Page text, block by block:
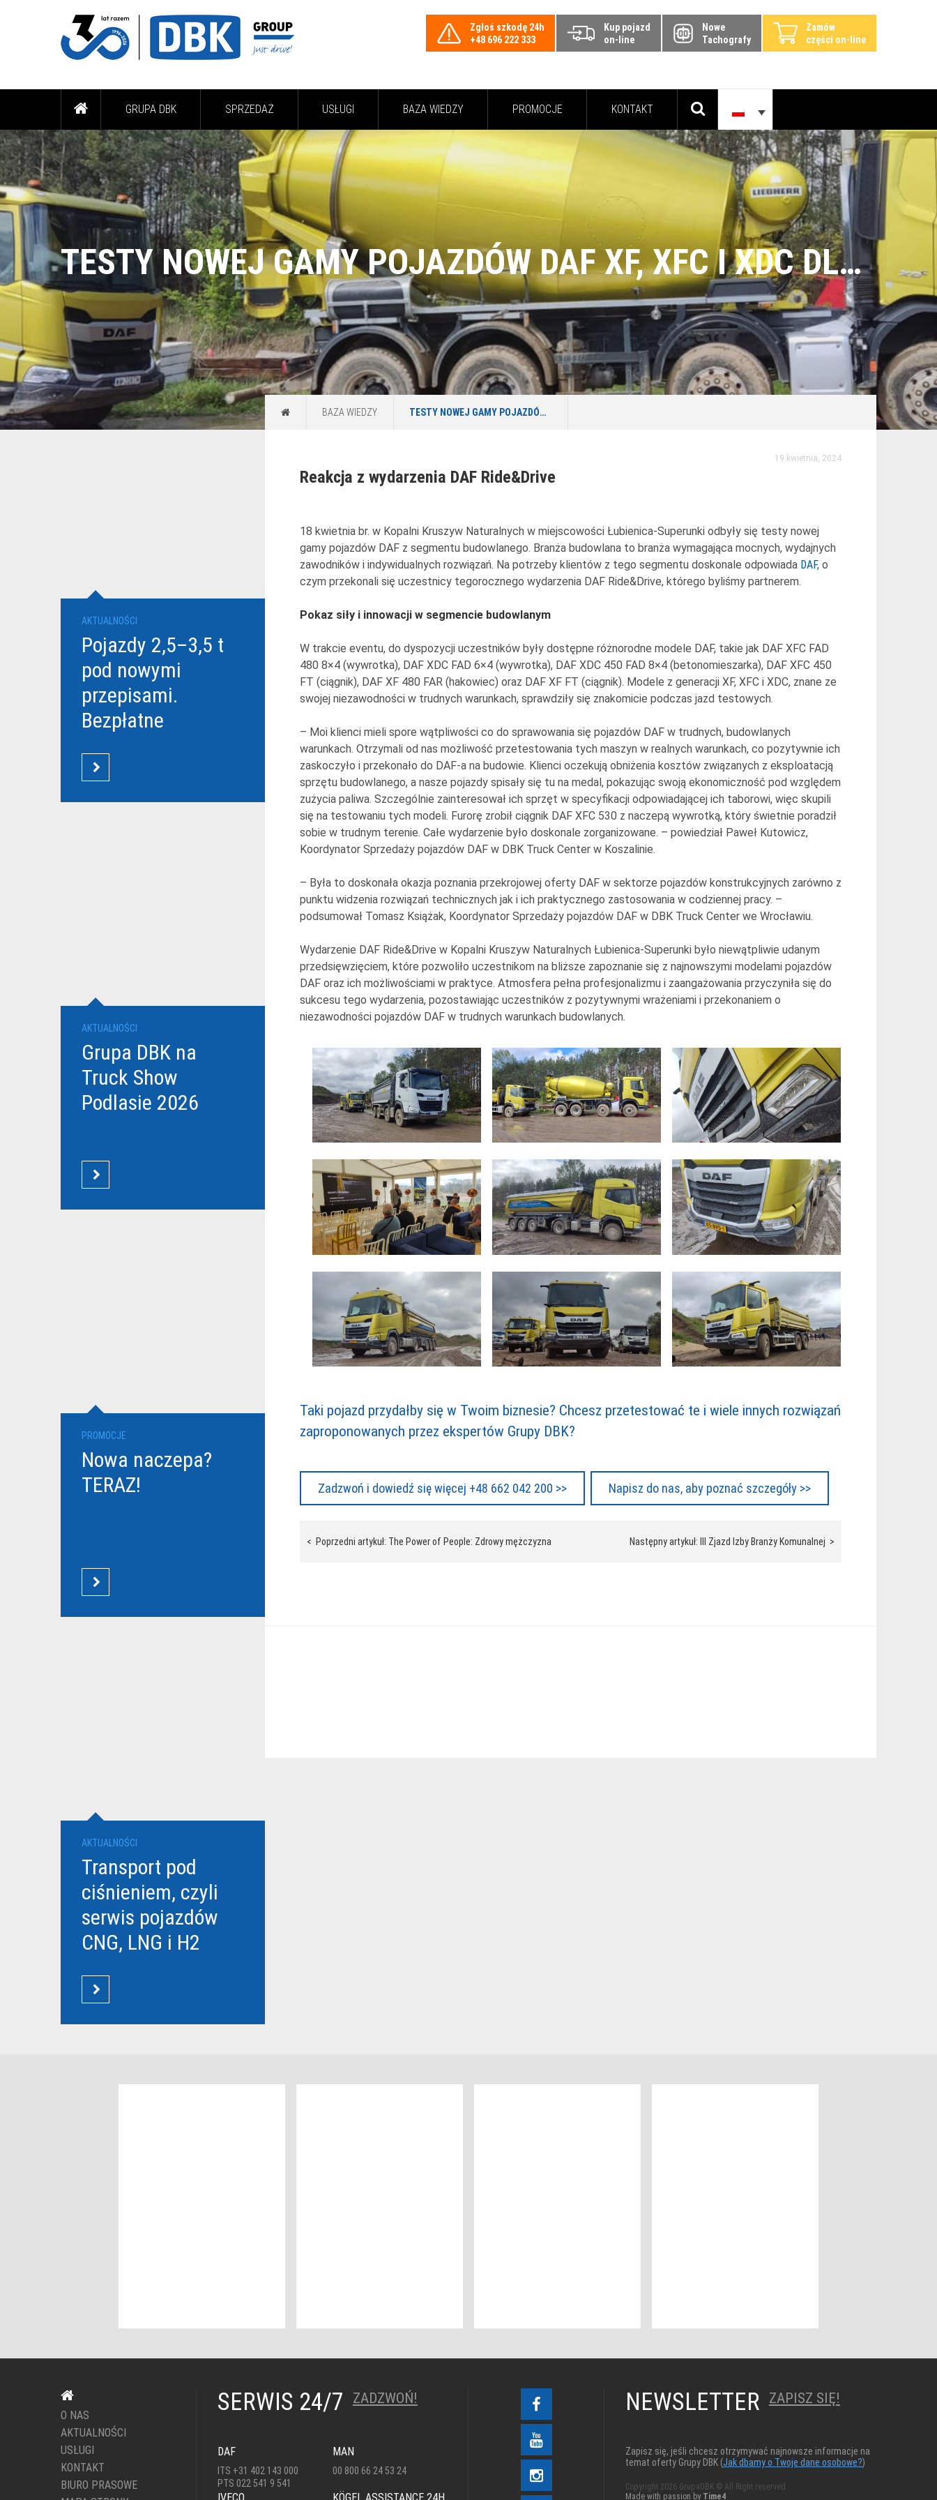
Zgłoś szkodę 24h
+48 696 222 333
Kup pojazd
on-line
Nowe
Tachografy
Zamów
części on-line
GRUPA DBK SPRZEDAŻ USŁUGI BAZA WIEDZY PROMOCJE KONTAKT
TESTY NOWEJ GAMY POJAZDÓW DAF XF, XFC I XDC DLA BRANŻY BUDOWLANEJ
AKTUALNOŚCI
Pojazdy 2,5–3,5 t
pod nowymi
przepisami.
Bezpłatne
DBK dla
przewoźników
CZYTAJ WIĘCEJ
AKTUALNOŚCI
Grupa DBK na
Truck Show
Podlasie 2026
CZYTAJ WIĘCEJ
PROMOCJE
Nowa naczepa?
TERAZ!
CZYTAJ WIĘCEJ
AKTUALNOŚCI
Transport pod
ciśnieniem, czyli
serwis pojazdów
CNG, LNG i H2
CZYTAJ WIĘCEJ
BAZA WIEDZY TESTY NOWEJ GAMY POJAZDÓW DAF XF, XFC I XDC DLA BRANŻY BUDOWLANEJ
19 kwietnia, 2024
Reakcja z wydarzenia DAF Ride&Drive
18 kwietnia br. w Kopalni Kruszyw Naturalnych w miejscowości Łubienica-Superunki odbyły się testy nowej
gamy pojazdów DAF z segmentu budowlanego. Branża budowlana to branża wymagająca mocnych, wydajnych
zawodników i indywidualnych rozwiązań. Na potrzeby klientów z tego segmentu doskonale odpowiada DAF,o
czym przekonali się uczestnicy tegorocznego wydarzenia DAF Ride&Drive, którego byliśmy partnerem.
Pokaz siły i innowacji w segmencie budowlanym
W trakcie eventu, do dyspozycji uczestników były dostępne różnorodne modele DAF, takie jak DAF XFC FAD
480 8×4 (wywrotka), DAF XDC FAD 6×4 (wywrotka), DAF XDC 450 FAD 8×4 (betonomieszarka), DAF XFC 450
FT (ciągnik), DAF XF 480 FAR (hakowiec) oraz DAF XF FT (ciągnik). Modele z generacji XF, XFC i XDC, znane ze
swojej niezawodności w trudnych warunkach, sprawdziły się znakomicie podczas jazd testowych.
– Moi klienci mieli spore wątpliwości co do sprawowania się pojazdów DAF w trudnych, budowlanych
warunkach. Otrzymali od nas możliwość przetestowania tych maszyn w realnych warunkach, co pozytywnie ich
zaskoczyło i przekonało do DAF-a na budowie. Klienci oczekują obniżenia kosztów związanych z eksploatacją
sprzętu budowlanego, a nasze pojazdy spisały się tu na medal, pokazując swoją ekonomiczność pod względem
zużycia paliwa. Szczególnie zainteresował ich sprzęt w specyfikacji odpowiadającej ich taborowi, więc skupili
się na testowaniu tych modeli. Furorę zrobił ciągnik DAF XFC 530 z naczepą wywrotką, który świetnie poradził
sobie w trudnym terenie. Całe wydarzenie było doskonale zorganizowane. – powiedział Paweł Kutowicz,
Koordynator Sprzedaży pojazdów DAF w DBK Truck Center w Koszalinie.
– Była to doskonała okazja poznania przekrojowej oferty DAF w sektorze pojazdów konstrukcyjnych zarówno z
punktu widzenia rozwiązań technicznych jak i ich praktycznego zastosowania w codziennej pracy. –
podsumował Tomasz Książak, Koordynator Sprzedaży pojazdów DAF w DBK Truck Center we Wrocławiu.
Wydarzenie DAF Ride&Drive w Kopalni Kruszyw Naturalnych Łubienica-Superunki było niewątpliwie udanym
przedsięwzięciem, które pozwoliło uczestnikom na bliższe zapoznanie się z najnowszymi modelami pojazdów
DAF oraz ich możliwościami w praktyce. Atmosfera pełna profesjonalizmu i zaangażowania przyczyniła się do
sukcesu tego wydarzenia, pozostawiając uczestników z pozytywnymi wrażeniami i przekonaniem o
niezawodności pojazdów DAF w trudnych warunkach budowlanych.
Taki pojazd przydałby się w Twoim biznesie? Chcesz przetestować te i wiele innych rozwiązań
zaproponowanych przez ekspertów Grupy DBK?
Zadzwoń i dowiedź się więcej +48 662 042 200 >> Napisz do nas, aby poznać szczegóły >>
Nawigacja
< Poprzedni artykuł: The Power of People: Zdrowy mężczyzna Następny artykuł: III Zjazd Izby Branży Komunalnej >
O NAS
AKTUALNOŚCI
USŁUGI
KONTAKT
BIURO PRASOWE
SERWIS 24/7 ZADZWOŃ!
DAF
ITS +31 402 143 000
PTS 022 541 9 541
MAN
00 800 66 24 53 24
NEWSLETTER ZAPISZ SIĘ!
Zapisz się, jeśli chcesz otrzymywać najnowsze informacje na
temat oferty Grupy DBK (Jak dbamy o Twoje dane osobowe?)
Copyright 2026 GrupaDBK © All Right reserved
Made with passion by Time4